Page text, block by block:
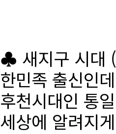
♣ 새지구 시대
한민족 출신인
후천시대인 통
세상에 알려지